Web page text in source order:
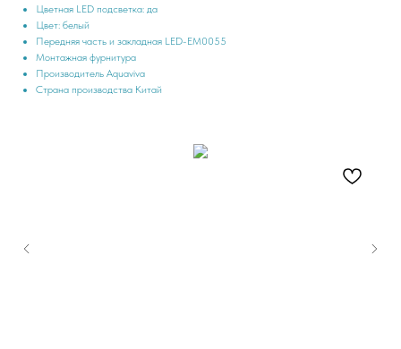
Цветная LED подсветка: да
Цвет: белый
Передняя часть и закладная LED-ЕМ0055
Монтажная фурнитура
Производитель Aquaviva
Страна производства Китай